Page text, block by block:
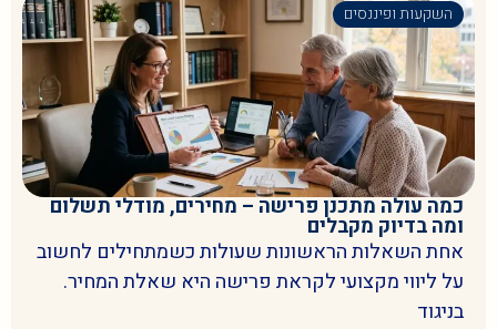
כמה עולה מתכנן פרישה – מחירים, מודלי תשלום
ומה בדיוק מקבלים
אחת השאלות הראשונות שעולות כשמתחילים לחשוב
על ליווי מקצועי לקראת פרישה היא שאלת המחיר.
בניגוד
השקעות ופיננסים